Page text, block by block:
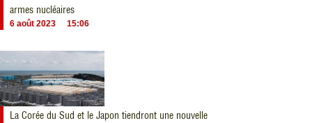
armes nucléaires
6 août 2023 15:06
La Corée du Sud et le Japon tiendront une nouvelle